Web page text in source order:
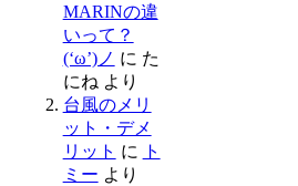
MARINの違
いって？
(‘ω’)ノ に た
にね より
台風のメリ
ット・デメ
リット に
ト
ミー より